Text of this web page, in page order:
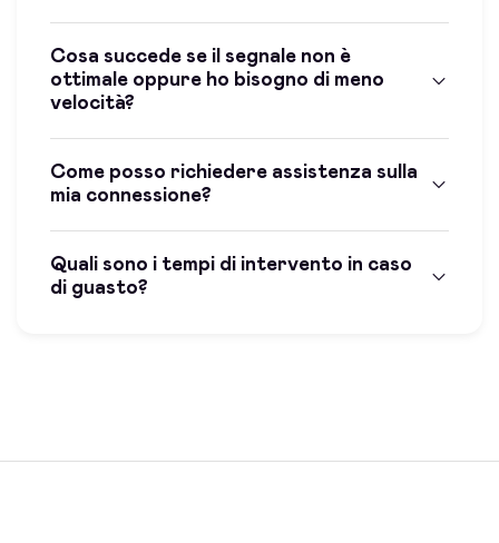
Cosa succede se il segnale non è
ottimale oppure ho bisogno di meno
velocità?
Come posso richiedere assistenza sulla
mia connessione?
Quali sono i tempi di intervento in caso
di guasto?